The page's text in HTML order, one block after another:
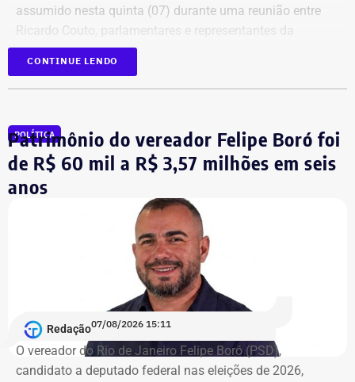
assumido nesta quinta (07) durante uma reunião entre
Ricardo Couto, parlamentares e representantes da
comunidade científica.
Tatiana, que participou da reunião, afirmou que o governo
Além da recriação da pasta, também foi anunciada a
criação de um comitê formado por reitores de
universidades e integrantes da comunidade científica. O
grupo será responsável por estruturar o novo modelo da
secretaria e discutir suas atribuições.
“A nossa mobilização deu resultado. Fomos ouvidos e
recebemos o compromisso de que, em até dez dias, a
secretaria será recriada”, afirmou Tatiana Roque em
publicação nas redes sociais.
CONTINUE LENDO
POLÍTICA
Patrimônio do vereador Felipe Boró foi
de R$ 60 mil a R$ 3,57 milhões em seis
anos
Redação07/08/2026 15:11
O vereador do Rio de Janeiro Felipe Boró (PSD),
candidato a deputado federal nas eleições de 2026,